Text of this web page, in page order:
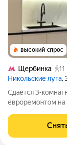
высокий спрос
Щербинка
Никольские луга,
Сдаётся 3-
евроремонтом на
контейнерами
входит в